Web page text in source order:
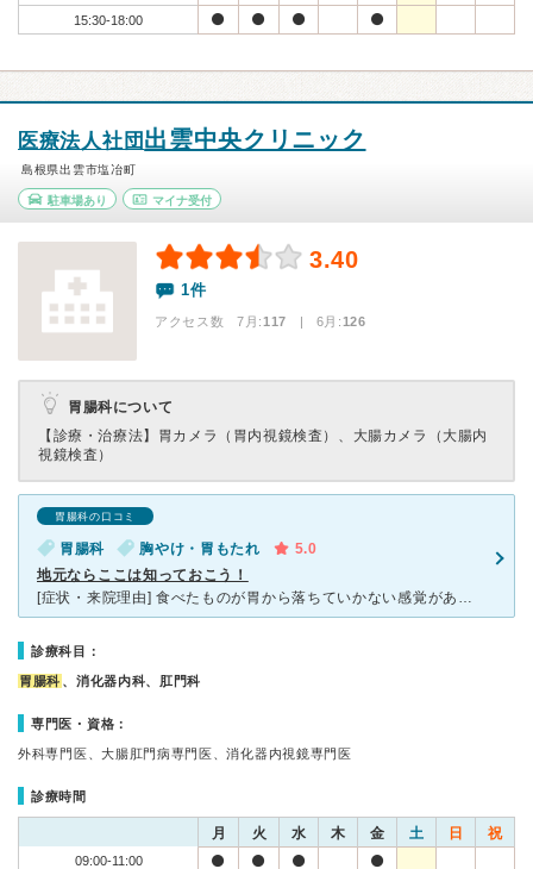
15:30-18:00
医療法人社団 出雲中央クリニック
島根県出雲市塩冶町
駐車場あり マイナ受付
3.40
1件
アクセス数 7月:117 | 6月:126
胃腸科について
【診療・治療法】 胃カメラ（胃内視鏡検査）、大腸カメラ（大腸内
視鏡検査）
胃腸科の口コミ
胃腸科 胸やけ・胃もたれ
5.0
地元ならここは知っておこう！
[症状・来院理由] 食べたものが胃から落ちていかない感覚があり、空腹なのに常に膨満感を伴い、胃液が逆流してくる症状がみられた為、精密検査をしていただくため中央クリニックを訪れました。 [医師の診断
診療科目：
胃腸科 、消化器内科、肛門科
専門医・資格：
外科専門医、大腸肛門病専門医、消化器内視鏡専門医
診療時間
月 火 水 木 金 土 日 祝
09:00-11:00